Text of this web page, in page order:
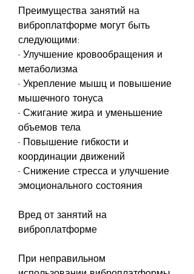
Преимущества занятий на
виброплатформе могут быть
следующими:
- Улучшение кровообращения и
метаболизма
- Укрепление мышц и повышение
мышечного тонуса
- Сжигание жира и уменьшение
объемов тела
- Повышение гибкости и
координации движений
- Снижение стресса и улучшение
эмоционального состояния
Вред от занятий на
виброплатформе
При неправильном